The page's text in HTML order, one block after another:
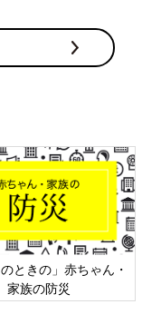
赤ちゃん・
災
日本外